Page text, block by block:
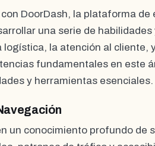
DoorDash, la plataforma
una serie de
logística, la atención al cliente,
fundamentales en este
y herramientas esenciales.
un conocimiento profundo de